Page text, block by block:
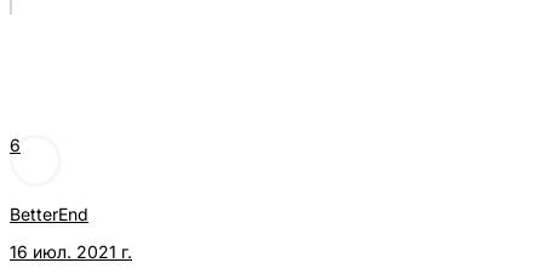
6
BetterEnd
16 июл. 2021 г.